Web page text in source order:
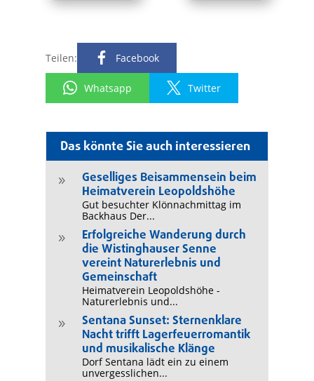
Das könnte Sie auch interessieren
9
Geselliges Beisammensein beim
Heimatverein Leopoldshöhe
Gut besuchter Klönnachmittag im
Backhaus Der...
9
Erfolgreiche Wanderung durch
die Wistinghauser Senne
vereint Naturerlebnis und
Gemeinschaft
Heimatverein Leopoldshöhe -
Naturerlebnis und...
9
Sentana Sunset: Sternenklare
Nacht trifft Lagerfeuerromantik
und musikalische Klänge
Dorf Sentana lädt ein zu einem
unvergesslichen...
Teilen: Facebook
Whatsapp Twitter